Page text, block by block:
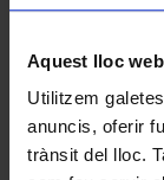
Aquest lloc
Utilitzem
anuncis, oferir
trànsit del lloc.
KBr